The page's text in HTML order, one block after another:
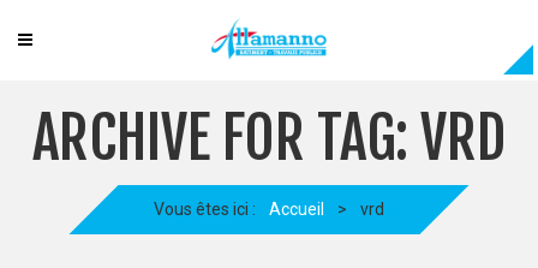
ARCHIVE FOR TAG: VRD
Vous êtes ici : Accueil > vrd